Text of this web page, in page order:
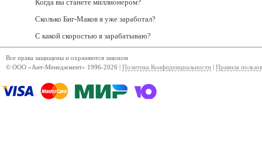
Когда вы станете миллионером?
Сколько Биг-Маков я уже заработал?
С какой скоростью я зарабатываю?
Все права защищены и охраняются законом
© ООО «Ант-Менеджмент» 1996-2026 | Политика Конфиденциальности Правила